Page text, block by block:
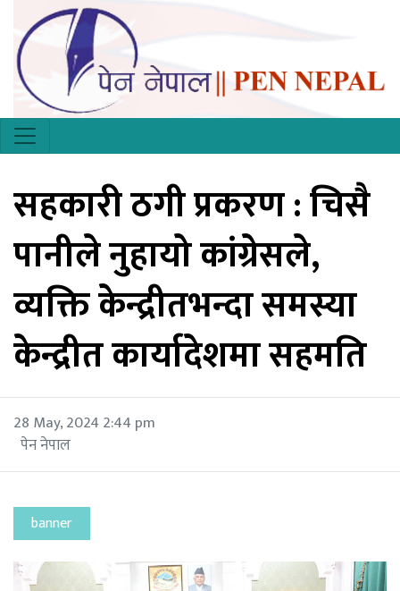
सहकारी ठगी प्रकरण : चिसै
पानीले नुहायो कांग्रेसले,
व्यक्ति केन्द्रीतभन्दा समस्या
केन्द्रीत कार्यादेशमा सहमति
28 May, 2024 2:44 pm
पेन नेपाल
banner